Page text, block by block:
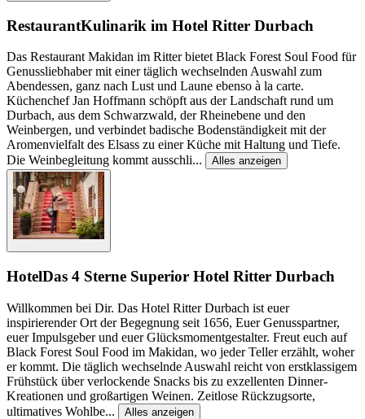
RestaurantKulinarik im Hotel Ritter Durbach
Das Restaurant Makidan im Ritter bietet Black Forest Soul Food für
Genussliebhaber mit einer täglich wechselnden Auswahl zum
Abendessen, ganz nach Lust und Laune ebenso à la carte.
Küchenchef Jan Hoffmann schöpft aus der Landschaft rund um
Durbach, aus dem Schwarzwald, der Rheinebene und den
Weinbergen, und verbindet badische Bodenständigkeit mit der
Aromenvielfalt des Elsass zu einer Küche mit Haltung und Tiefe.
Die Weinbegleitung kommt ausschli... Alles anzeigen
HotelDas 4 Sterne Superior Hotel Ritter Durbach
Willkommen bei Dir. Das Hotel Ritter Durbach ist euer
inspirierender Ort der Begegnung seit 1656, Euer Genusspartner,
euer Impulsgeber und euer Glücksmomentgestalter. Freut euch auf
Black Forest Soul Food im Makidan, wo jeder Teller erzählt, woher
er kommt. Die täglich wechselnde Auswahl reicht von erstklassigem
Frühstück über verlockende Snacks bis zu exzellenten Dinner-
Kreationen und großartigen Weinen. Zeitlose Rückzugsorte,
ultimatives Wohlbe... Alles anzeigen